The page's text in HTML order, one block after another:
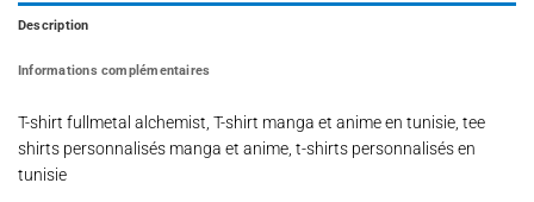
Description
Informations complémentaires
T-shirt fullmetal alchemist, T-shirt manga et anime en tunisie, tee
shirts personnalisés manga et anime, t-shirts personnalisés en
tunisie